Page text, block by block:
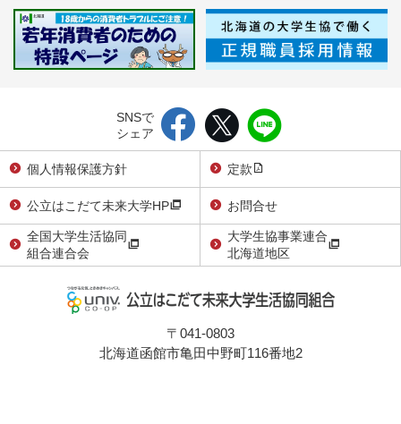
SNSで
シェア
個人情報保護方針
定款
公立はこだて未来大学HP
お問合せ
全国大学生活協同
組合連合会
大学生協事業連合
北海道地区
〒041-0803
北海道函館市亀田中野町116番地2